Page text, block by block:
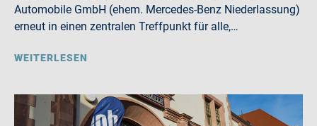
Automobile GmbH (ehem. Mercedes-Benz Niederlassung)
erneut in einen zentralen Treffpunkt für alle,…
WEITERLESEN